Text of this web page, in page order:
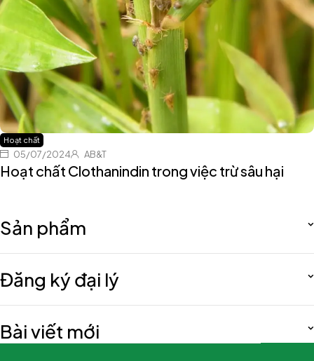
Hoạt chất
05/07/2024 AB&T
Hoạt chất Clothanindin trong việc trừ sâu hại
Sản phẩm
Đăng ký đại lý
Bài viết mới